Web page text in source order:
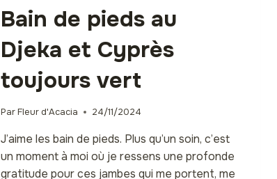
Bain de pieds au
Djeka et Cyprès
toujours vert
Par Fleur d'Acacia 24/11/2024
J’aime les bain de pieds. Plus qu’un soin, c’est
un moment à moi où je ressens une profonde
gratitude pour ces jambes qui me portent, me